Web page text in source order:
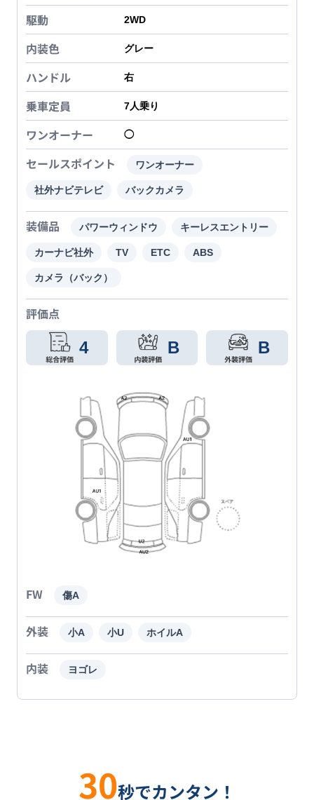
駆動 2WD
内装色 グレー
ハンドル 右
乗車定員 7人乗り
ワンオーナー ◯
セールスポイント ワンオーナー
社外ナビテレビ バックカメラ
装備品 パワーウィンドウ キーレスエントリー
カーナビ社外 TV ETC ABS
カメラ（バック）
評価点
4 B B
FW 傷A
外装 小A 小U ホイルA
内装 ヨゴレ
30秒でカンタン！